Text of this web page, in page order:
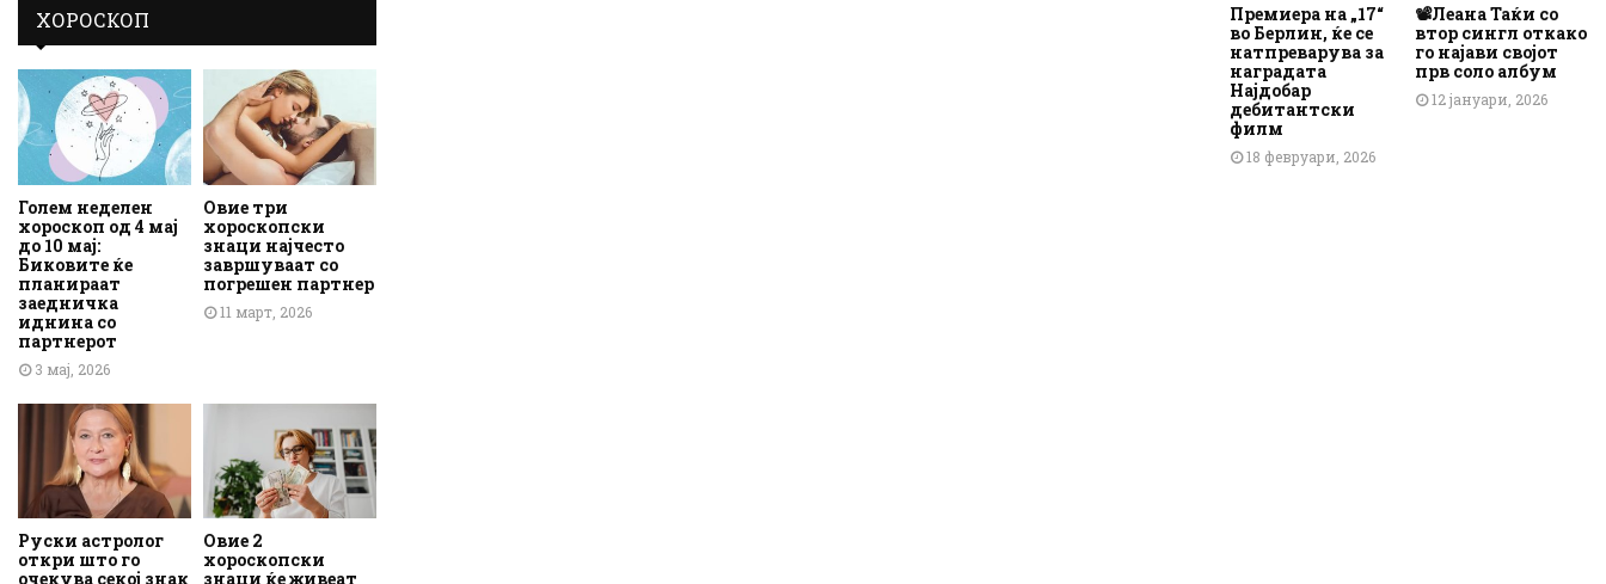
ХОРОСКОП
Голем неделен
хороскоп од 4 мај
до 10 мај:
Биковите ќе
планираат
заедничка
иднина со
партнерот
3 мај, 2026
Овие три
хороскопски
знаци најчесто
завршуваат со
погрешен партнер
11 март, 2026
Руски астролог
откри што го
очекува секој знак
Овие 2
хороскопски
знаци ќе живеат
Премиера на „17“
во Берлин, ќе се
натпреварува за
наградата
Најдобар
дебитантски
филм
18 февруари, 2026
📽️Леана Таќи со
втор сингл откако
го најави својот
прв соло албум
12 јануари, 2026